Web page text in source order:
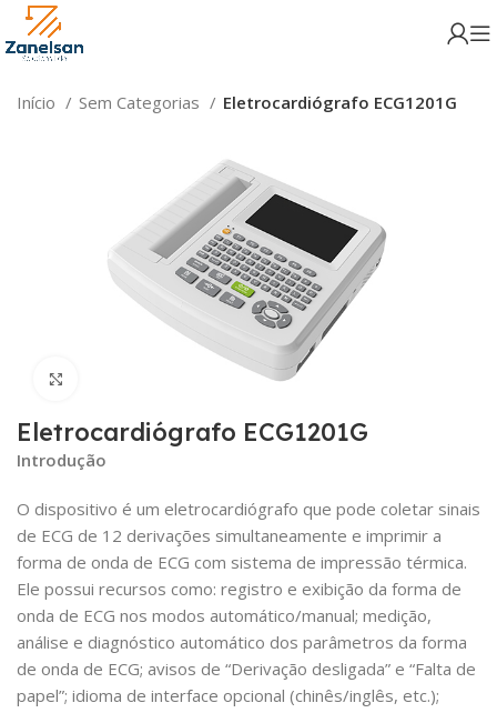
Início Sem Categorias Eletrocardiógrafo ECG1201G
Eletrocardiógrafo ECG1201G
Introdução
O dispositivo é um eletrocardiógrafo que pode coletar sinais
de ECG de 12 derivações simultaneamente e imprimir a
forma de onda de ECG com sistema de impressão térmica.
Ele possui recursos como: registro e exibição da forma de
onda de ECG nos modos automático/manual; medição,
análise e diagnóstico automático dos parâmetros da forma
de onda de ECG; avisos de “Derivação desligada” e “Falta de
papel”; idioma de interface opcional (chinês/inglês, etc.);